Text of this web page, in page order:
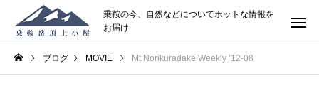
乗鞍の今、自然などについてホットな情報を
お届け
ブログ MOVIE Mt.Norikuradake Weekly ’12-08